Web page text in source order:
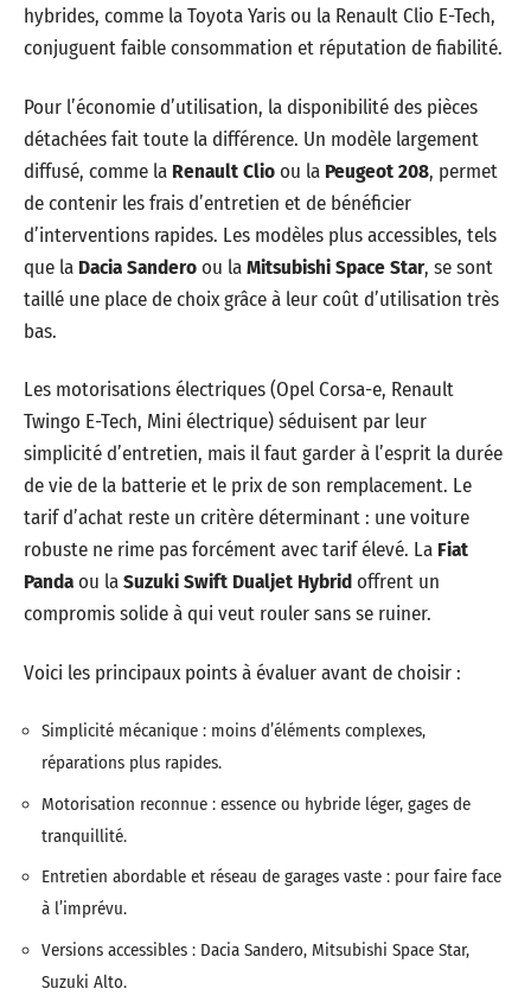
hybrides, comme la Toyota Yaris ou la Renault Clio E-Tech,
conjuguent faible consommation et réputation de fiabilité.
Pour l’économie d’utilisation, la disponibilité des pièces
détachées fait toute la différence. Un modèle largement
diffusé, comme la Renault Clioou la Peugeot 208, permet
de contenir les frais d’entretien et de bénéficier
d’interventions rapides. Les modèles plus accessibles, tels
que la Dacia Sanderoou laMitsubishi Space Star, se sont
taillé une place de choix grâce à leur coût d’utilisation très
bas.
Les motorisations électriques (Opel Corsa-e, Renault
Twingo E-Tech, Mini électrique) séduisent par leur
simplicité d’entretien, mais il faut garder à l’esprit la durée
de vie de la batterie et le prix de son remplacement. Le
tarif d’achat reste un critère déterminant : une voiture
robuste ne rime pas forcément avec tarif élevé. La Fiat
Pandaou laSuzuki Swift Dualjet Hybridoffrent un
compromis solide à qui veut rouler sans se ruiner.
Voici les principaux points à évaluer avant de choisir :
Simplicité mécanique : moins d’éléments complexes,
réparations plus rapides.
Motorisation reconnue : essence ou hybride léger, gages de
tranquillité.
Entretien abordable et réseau de garages vaste : pour faire face
à l’imprévu.
Versions accessibles : Dacia Sandero, Mitsubishi Space Star,
Suzuki Alto.